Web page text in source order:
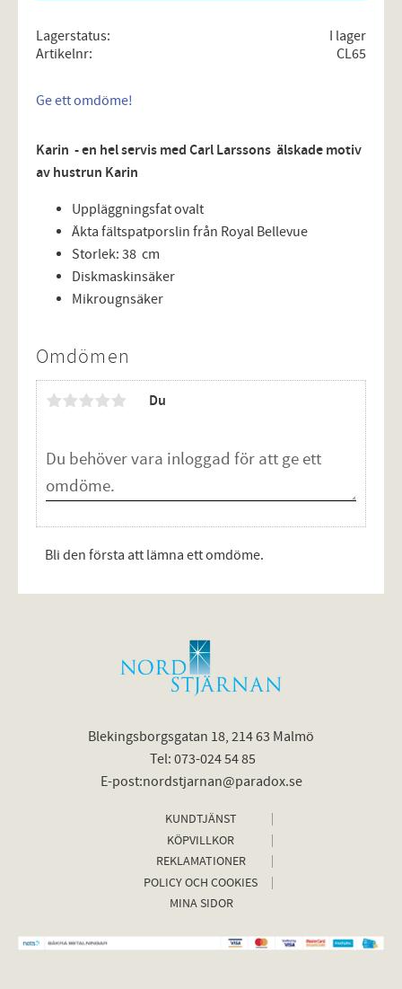
Lagerstatus
I lager
Artikelnr
CL65
Ge ett omdöme!
Karin - en hel servis med Carl Larssons älskade motiv
av hustrun Karin
Uppläggningsfat ovalt
Äkta fältspatporslin från Royal Bellevue
Storlek: 38 cm
Diskmaskinsäker
Mikrougnsäker
Omdömen
Du
Bli den första att lämna ett omdöme.
Blekingsborgsgatan 18, 214 63 Malmö
Tel: 073-024 54 85
E-post:nordstjarnan@paradox.se
KUNDTJÄNST
KÖPVILLKOR
REKLAMATIONER
POLICY OCH COOKIES
MINA SIDOR